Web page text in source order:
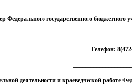
Федерального государственного
Телефон:
деятельности и краеведческой работе